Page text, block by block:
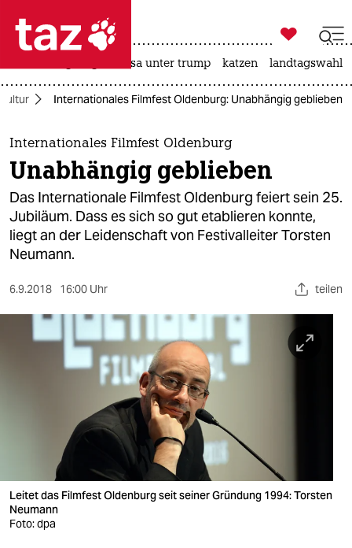
 taz zahl ich
taz zahl ich
themen
politik
öko
gesellschaft
kultur
sport
verlag
veranstaltungen

taz zahl ich
usa unter trump katzen landtagswahl
Kultur Internationales Filmfest Oldenburg: Unabhängig geblieben
Internationales Filmfest Oldenburg
Unabhängig geblieben
Das Internationale Filmfest Oldenburg feiert sein 25.
Jubiläum. Dass es sich so gut etablieren konnte,
liegt an der Leidenschaft von Festivalleiter Torsten
Neumann.
6.9.2018 16:00 Uhr teilen
Leitet das Filmfest Oldenburg seit seiner Gründung 1994: Torsten
Neumann
Foto: dpa